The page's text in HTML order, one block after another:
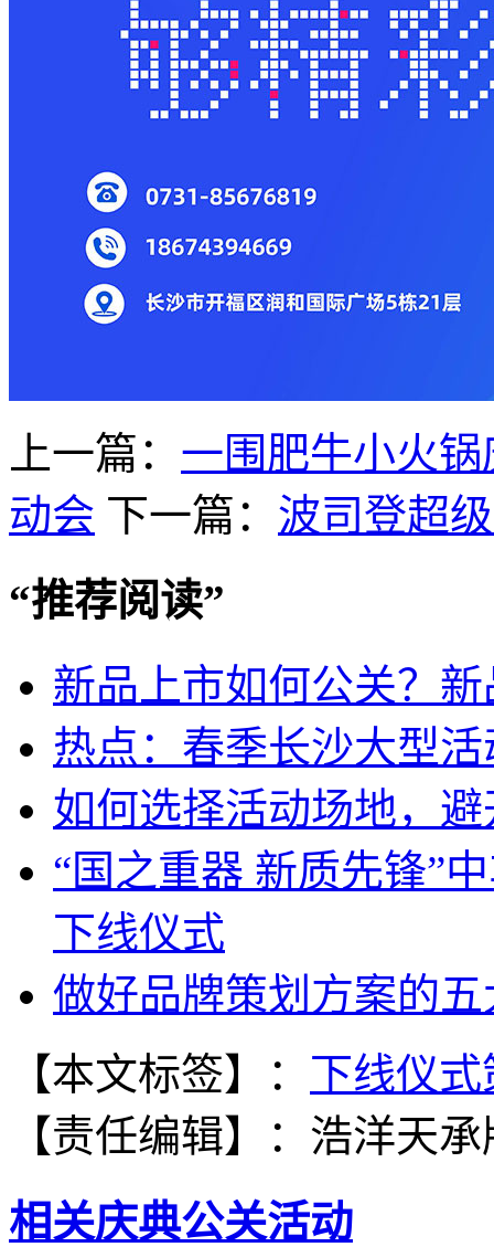
上一篇： 一围肥牛小火
动会 下一篇： 波司登超
“推荐阅读”
新品上市如何公关？
热点：春季长沙大型
如何选择活动场地，
“国之重器 新质先锋”
下线仪式
做好品牌策划方案的
【本文标签】： 下线仪式
【责任编辑】： 浩洋天承
相关庆典公关活动